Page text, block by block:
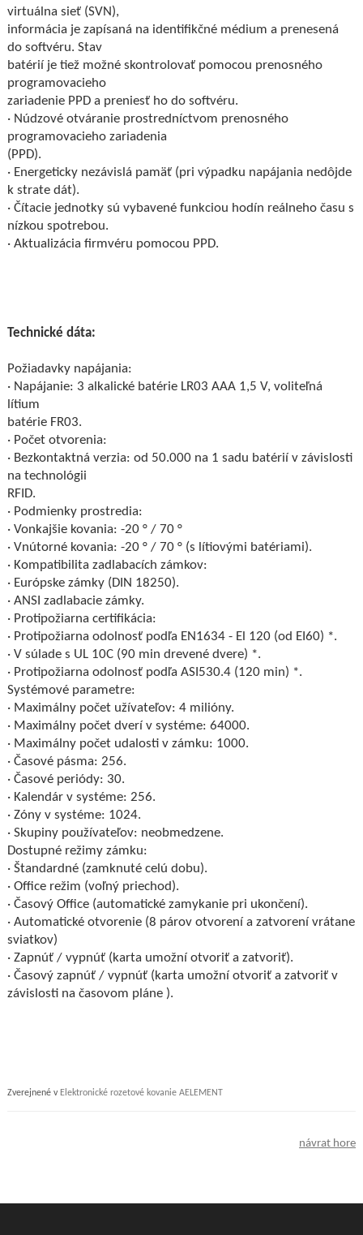
virtuálna sieť (SVN),
informácia je zapísaná na identifikčné médium a prenesená
do softvéru. Stav
batérií je tiež možné skontrolovať pomocou prenosného
programovacieho
zariadenie PPD a preniesť ho do softvéru.
· Núdzové otváranie prostredníctvom prenosného
programovacieho zariadenia
(PPD).
· Energeticky nezávislá pamäť (pri výpadku napájania nedôjde
k strate dát).
· Čítacie jednotky sú vybavené funkciou hodín reálneho času s
nízkou spotrebou.
· Aktualizácia firmvéru pomocou PPD.
Technické dáta:
Požiadavky napájania:
· Napájanie: 3 alkalické batérie LR03 AAA 1,5 V, voliteľná
lítium
batérie FR03.
· Počet otvorenia:
· Bezkontaktná verzia: od 50.000 na 1 sadu batérií v závislosti
na technológii
RFID.
· Podmienky prostredia:
· Vonkajšie kovania: -20 ° / 70 °
· Vnútorné kovania: -20 ° / 70 ° (s lítiovými batériami).
· Kompatibilita zadlabacích zámkov:
· Európske zámky (DIN 18250).
· ANSI zadlabacie zámky.
· Protipožiarna certifikácia:
· Protipožiarna odolnosť podľa EN1634 - El 120 (od EI60) *.
· V súlade s UL 10C (90 min drevené dvere) *.
· Protipožiarna odolnosť podľa ASI530.4 (120 min) *.
Systémové parametre:
· Maximálny počet užívateľov: 4 milióny.
· Maximálny počet dverí v systéme: 64000.
· Maximálny počet udalosti v zámku: 1000.
· Časové pásma: 256.
· Časové periódy: 30.
· Kalendár v systéme: 256.
· Zóny v systéme: 1024.
· Skupiny používateľov: neobmedzene.
Dostupné režimy zámku:
· Štandardné (zamknuté celú dobu).
· Office režim (voľný priechod).
· Časový Office (automatické zamykanie pri ukončení).
· Automatické otvorenie (8 párov otvorení a zatvorení vrátane
sviatkov)
· Zapnúť / vypnúť (karta umožní otvoriť a zatvoriť).
· Časový zapnúť / vypnúť (karta umožní otvoriť a zatvoriť v
závislosti na časovom pláne ).
Zverejnené v Elektronické rozetové kovanie AELEMENT
návrat hore